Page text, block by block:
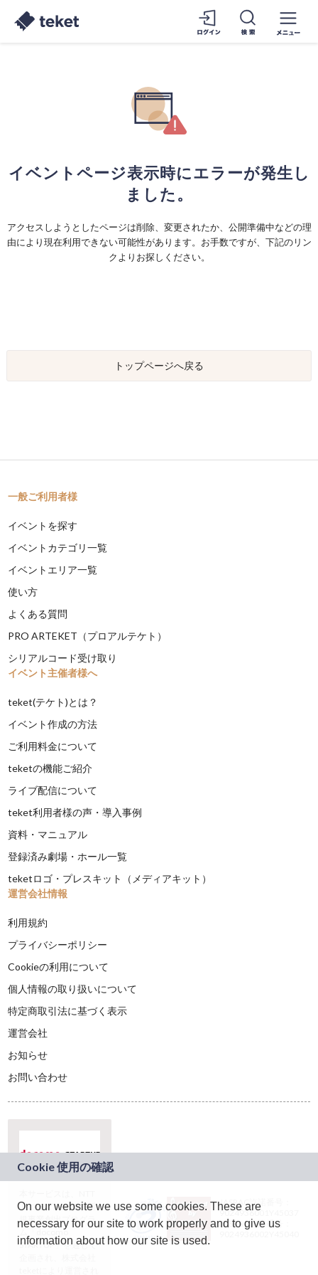
イベントページ表示時にエラーが発生し
ました。
アクセスしようとしたページは削除、変更されたか、公開準備中などの理
由により現在利用できない可能性があります。お手数ですが、下記のリン
クよりお探しください。
トップページへ戻る
一般ご利用者様
イベントを探す
イベントカテゴリ一覧
イベントエリア一覧
使い方
よくある質問
PRO ARTEKET（プロアルテケト）
シリアルコード受け取り
イベント主催者様へ
teket(テケト)とは？
イベント作成の方法
ご利用料金について
teketの機能ご紹介
ライブ配信について
teket利用者様の声・導入事例
資料・マニュアル
登録済み劇場・ホール一覧
teketロゴ・プレスキット（メディアキット）
運営会社情報
利用規約
プライバシーポリシー
Cookieの利用について
個人情報の取り扱いについて
特定商取引法に基づく表示
運営会社
お知らせ
お問い合わせ
ドコモグループの新
規事業創出プログラ
ム「docomo
STARTUP」を通じて
JASRAC許諾番号：
9024936001Y45037
JASRAC許諾番号：
On our website we use some cookies. These are
necessary for our site to work properly and to give us
information about how our site is used.